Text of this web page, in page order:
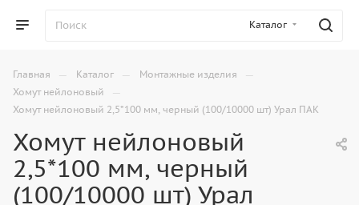
Каталог
Главная — Каталог — Монтажные изделия —
Хомут нейлоновый —
Хомут нейлоновый 2,5*100 мм, черный (100/10000 шт) Урал ПАК
Хомут нейлоновый
2,5*100 мм, черный
(100/10000 шт) Урал